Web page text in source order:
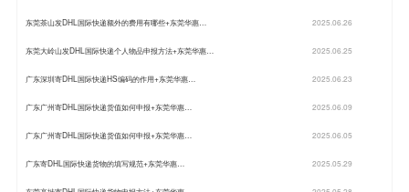
东莞茶山发DHL国际快递额外的费用有哪些+东莞华惠… 2025.06.26
东莞大岭山发DHL国际快递个人物品申报方法+东莞华惠… 2025.06.25
广东深圳寄DHL国际快递HS编码的作用+东莞华惠… 2025.06.23
广东广州寄DHL国际快递货值如何申报+东莞华惠… 2025.06.09
广东广州寄DHL国际快递货值如何申报+东莞华惠… 2025.06.05
广东寄DHL国际快递货物的填写规范+东莞华惠… 2025.05.29